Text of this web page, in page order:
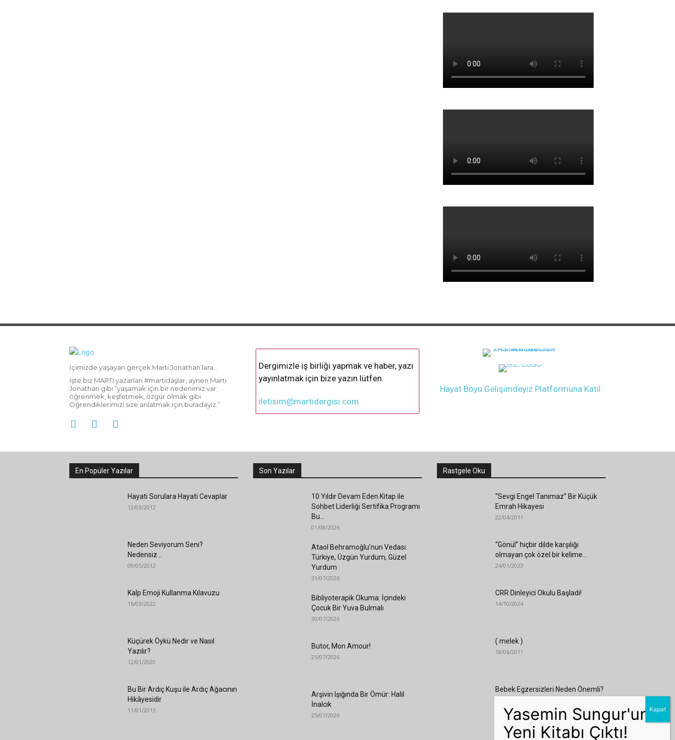
İçimizde yaşayan gerçek Martı Jonathan’lara…
İşte biz MARTI yazarları #martıdaşlar, aynen Martı
Jonathan gibi “yaşamak için bir nedenimiz var;
öğrenmek, keşfetmek, özgür olmak gibi.
Öğrendiklerimizi size anlatmak için buradayız.”
Dergimizle iş birliği yapmak ve haber, yazı
yayınlatmak için bize yazın lütfen.
iletisim@martidergisi.com
Hayat Boyu Gelişimdeyiz Platformuna Katıl
En Popüler Yazılar
Hayati Sorulara Hayati Cevaplar
12/03/2012
Neden Seviyorum Seni?
Nedensiz…
09/05/2012
Kalp Emoji Kullanma Kılavuzu
16/03/2022
Küçürek Öykü Nedir ve Nasıl
Yazılır?
12/01/2020
Bu Bir Ardıç Kuşu ile Ardıç Ağacının
Hikâyesidir
11/01/2013
Son Yazılar
10 Yıldır Devam Eden Kitap ile
Sohbet Liderliği Sertifika Programı
Bu...
01/08/2026
Ataol Behramoğlu’nun Vedası:
Türkiye, Üzgün Yurdum, Güzel
Yurdum
31/07/2026
Bibliyoterapik Okuma: İçindeki
Çocuk Bir Yuva Bulmalı
30/07/2026
Butor, Mon Amour!
25/07/2026
Arşivin Işığında Bir Ömür: Halil
İnalcık
25/07/2026
Rastgele Oku
“Sevgi Engel Tanımaz” Bir Küçük
Emrah Hikayesi
22/04/2011
“Gönül” hiçbir dilde karşılığı
olmayan çok özel bir kelime…
24/01/2023
CRR Dinleyici Okulu Başladı!
14/10/2024
( melek )
18/06/2011
Bebek Egzersizleri Neden Önemli?